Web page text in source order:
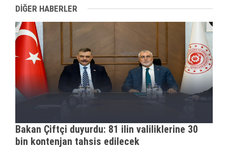
DİĞER HABERLER
Bakan Çiftçi duyurdu: 81 ilin valiliklerine 30
bin kontenjan tahsis edilecek